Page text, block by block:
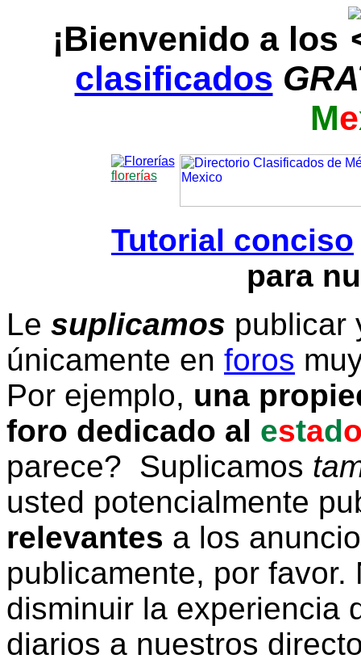
¡Bienvenido a los
clasificados
Me
florerías
Tutorial conciso
para
Le suplicamos publicar
únicamente en foros
Por ejemplo, una
foro dedicado al estad
parece? Suplicamos
usted potencialmente
relevantes a los
publicamente, por
disminuir la experiencia
diarios a nuestros